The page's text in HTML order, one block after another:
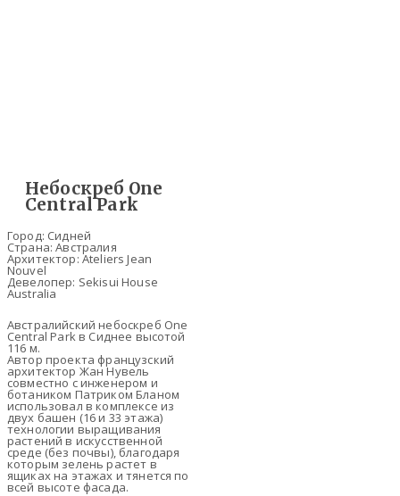
Небоскреб One
Central Park
Город: Сидней
Страна: Австралия
Архитектор: Ateliers Jean
Nouvel
Девелопер: Sekisui House
Australia
Австралийский небоскреб One
Central Park в Сиднее высотой
116 м.
Автор проекта французский
архитектор Жан Нувель
совместно с инженером и
ботаником Патриком Бланом
использовал в комплексе из
двух башен (16 и 33 этажа)
технологии выращивания
растений в искусственной
среде (без почвы), благодаря
которым зелень растет в
ящиках на этажах и тянется по
всей высоте фасада.